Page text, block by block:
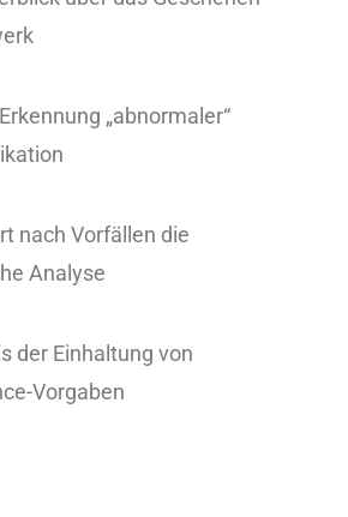
„abnormaler“
nach Vorfällen die
Analyse
der Einhaltung von
Vorgaben